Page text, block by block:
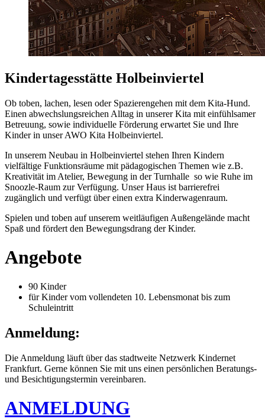
Kindertagesstätte Holbeinviertel
Ob toben, lachen, lesen oder Spazierengehen mit dem Kita-Hund.
Einen abwechslungsreichen Alltag in unserer Kita mit einfühlsamer
Betreuung, sowie individuelle Förderung erwartet Sie und Ihre
Kinder in unser AWO Kita Holbeinviertel.
In unserem Neubau in Holbeinviertel stehen Ihren Kindern
vielfältige Funktionsräume mit pädagogischen Themen wie z.B.
Kreativität im Atelier, Bewegung in der Turnhalle so wie Ruhe im
Snoozle-Raum zur Verfügung. Unser Haus ist barrierefrei
zugänglich und verfügt über einen extra Kinderwagenraum.
Spielen und toben auf unserem weitläufigen Außengelände macht
Spaß und fördert den Bewegungsdrang der Kinder.
Angebote
90 Kinder
für Kinder vom vollendeten 10. Lebensmonat bis zum
Schuleintritt
Anmeldung:
Die Anmeldung läuft über das stadtweite Netzwerk Kindernet
Frankfurt. Gerne können Sie mit uns einen persönlichen Beratungs-
und Besichtigungstermin vereinbaren.
ANMELDUNG